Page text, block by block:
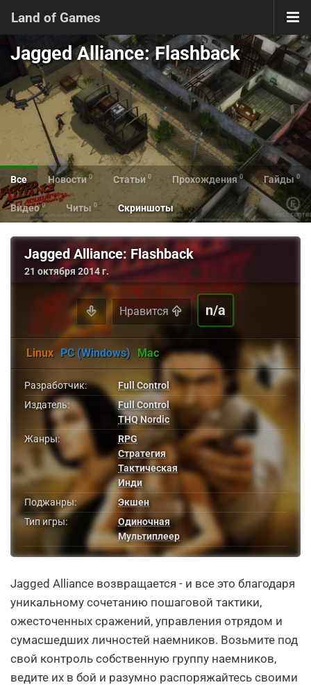
Land of Games
Jagged Alliance: Flashback
Все Новости 0 Статьи 0 Прохождения 0 Гайды 0
Видео 0 Читы 0 Скриншоты
Jagged Alliance: Flashback
21 октября 2014 г.
Нравится n/a
Linux PC (Windows) Mac
Разработчик:
Full Control
Издатель:
Full Control
THQ Nordic
Жанры:
RPG
Стратегия
Тактическая
Инди
Поджанры:
Экшен
Тип игры:
Одиночная
Мультиплеер
Jagged Alliance возвращается - и все это благодаря
уникальному сочетанию пошаговой тактики,
ожесточенных сражений, управления отрядом и
сумасшедших личностей наемников. Возьмите под
свой контроль собственную группу наемников,
ведите их в бой и разумно распоряжайтесь своими